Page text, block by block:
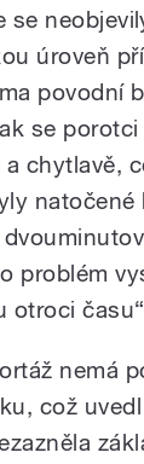
úroveň
povodní
se
chytlavě,
natočené
problém
otroci
nemá
což